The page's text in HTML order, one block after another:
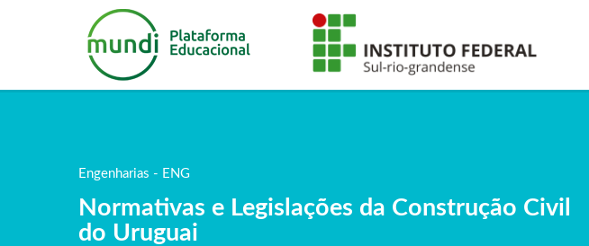
Engenharias - ENG
Normativas e Legislações da Construção Civil
do Uruguai